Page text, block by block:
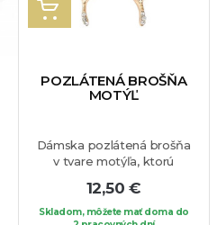
VLOŽIŤ DO KOŠÍKA
POZLÁTENÁ BROŠŇA
MOTÝĽ
Dámska pozlátená brošňa
v tvare motýľa, ktorú
krištáliky. Elegantný a
jedinečný kúsok, ktorý si
12,50 €
Skladom, môžete mať doma do